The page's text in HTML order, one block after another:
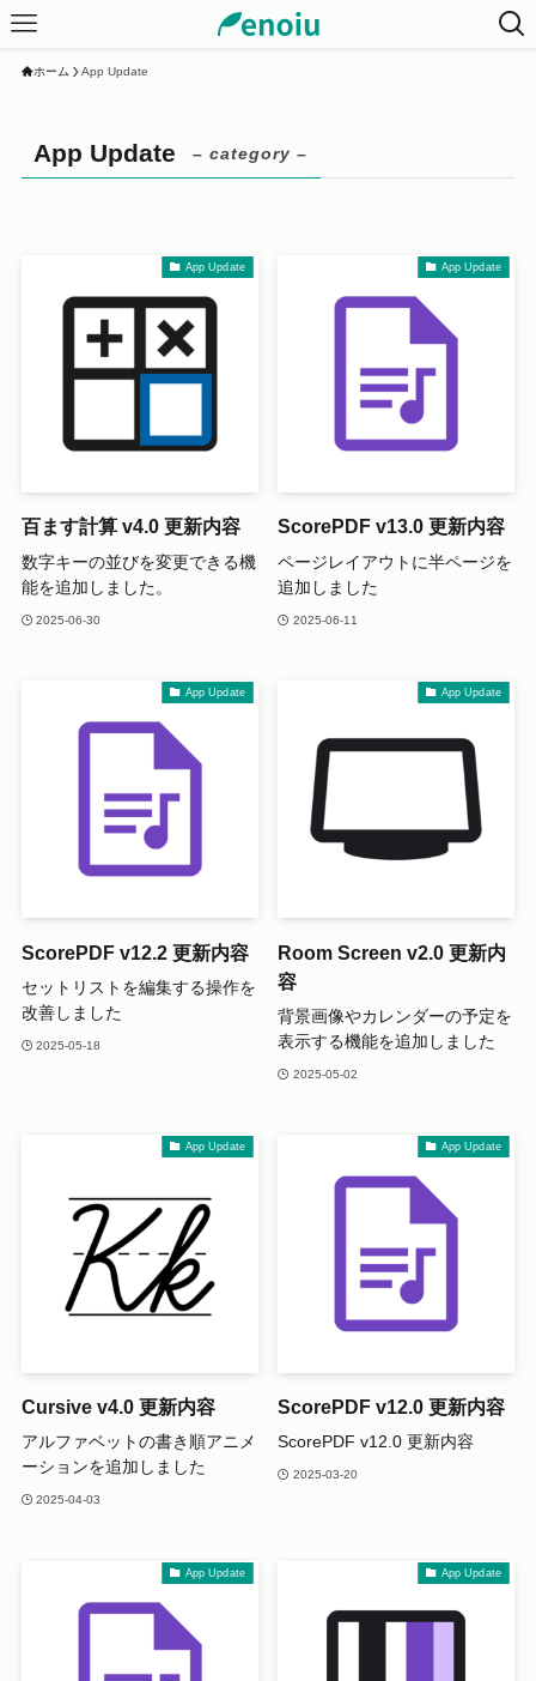
ホーム App Update
App Update – category –
App Update
百ます計算 v4.0 更新内容
数字キーの並びを変更できる機
能を追加しました。
2025-06-30
App Update
ScorePDF v13.0 更新内容
ページレイアウトに半ページを
追加しました
2025-06-11
App Update
ScorePDF v12.2 更新内容
セットリストを編集する操作を
改善しました
2025-05-18
App Update
Room Screen v2.0 更新内
容
背景画像やカレンダーの予定を
表示する機能を追加しました
2025-05-02
App Update
Cursive v4.0 更新内容
アルファベットの書き順アニメ
ーションを追加しました
2025-04-03
App Update
ScorePDF v12.0 更新内容
ScorePDF v12.0 更新内容
2025-03-20
App Update App Update